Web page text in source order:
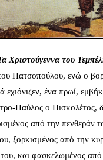
Χριστούγεννα του
Πατσοπούλου, ενώ ο
εχιόνιζεν, ένα πρωί,
Παύλος ο Πισκολέτος,
από την πενθεράν
ξορκισμένος από την
και φασκελωμένος από